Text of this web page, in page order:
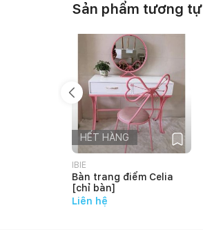
Sản phẩm tương tự
HẾT HÀNG
IBIE
Bàn trang điểm Celia
[chỉ bàn]
Liên hệ